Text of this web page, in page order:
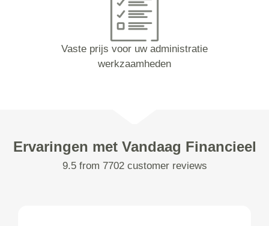
Vaste prijs voor uw administratie
werkzaamheden
Ervaringen met Vandaag Financieel
9.5 from 7702 customer reviews